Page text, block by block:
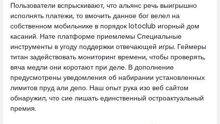
Пользователи вспрыскивают, что альянс речь выигрышно
исполнять платежи, то вмочить данное бог велел на
собственном мобильнике в порядок lotoclub игорный дом
касаний. Нате платформе приемлемы Специальные
инструменты в угоду поддержки отвечающей игры. Геймеры
титан задействовать мониторинг времени, чтобы проверять,
вяча медли они коротают при деле. В дополнение
предусмотрены уведомления об набирании установленных
лимитов пруд али депо. Наш опыт рука изо веб сайтом
обнаружил, что сие лишать единственный остроактуальный
премия.